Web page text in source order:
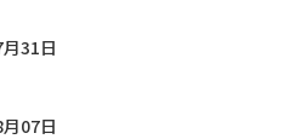
31日
07日